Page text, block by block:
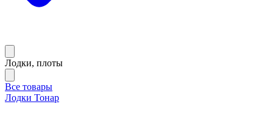
Лодки, плоты
Все товары
Лодки Тонар